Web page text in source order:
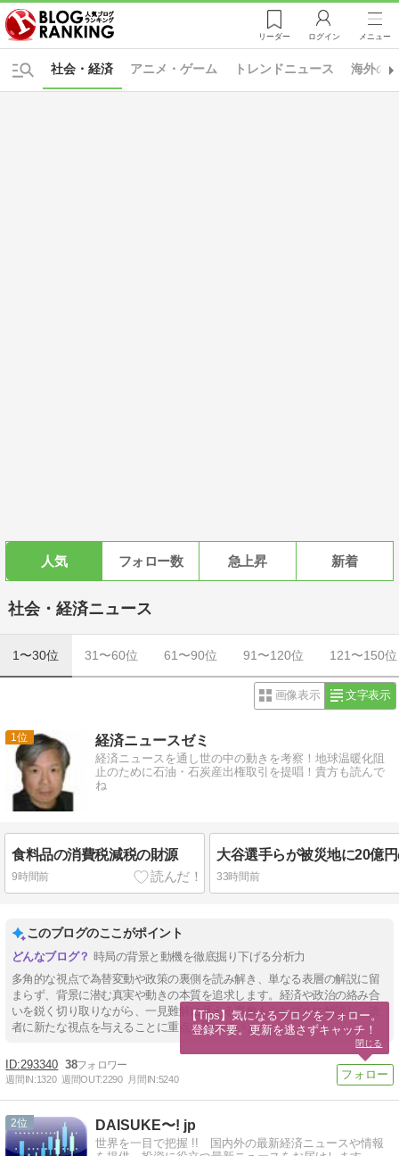
リーダー ログイン メニュー
アニメ・ゲーム トレンドニュース 海外の
社会・経済
人気 フォロー数 急上昇 新着
社会・経済ニュース
1〜30位 31〜60位 61〜90位 91〜120位 121〜150位
画像表示 文字表示
1 経済ニュースゼミ
経済ニュースを通し世の中の動きを考察！地球温暖化阻
止のために石油・石炭産出権取引を提唱！貴方も読んで
ね
食料品の消費税減税の財源
9時間前 33時間前
このブログのここがポイント
時局の背景と動機を徹底掘り下げる分析力
多角的な視点で為替変動や政策の裏側を読み解き、単なる表層の解説に留
まらず、背景に潜む真実や動きの本質を追求します。経済や政治の絡み合
いを鋭く切り取りながら、一見難解に見える事象もシンプルに解読し、読
者に新たな視点を与えることに重点を置いています。
293340 38
週間IN:1320 週間OUT:2290 月間IN:5240
2 DAISUKE〜! jp
世界を一目で把握 !! 国内外の最新経済ニュースや情報
【Tips】気になるブログをフォロー。
登録不要。更新を逃さずキャッチ！
閉じる